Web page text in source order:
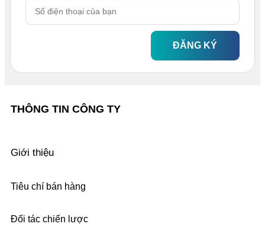
ĐĂNG KÝ
THÔNG TIN CÔNG TY
Giới thiệu
Tiêu chí bán hàng
Đối tác chiến lược